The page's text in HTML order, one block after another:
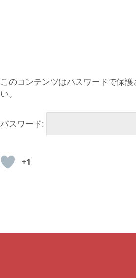
このコンテンツはパスワードで保
い。
パスワード:
+1